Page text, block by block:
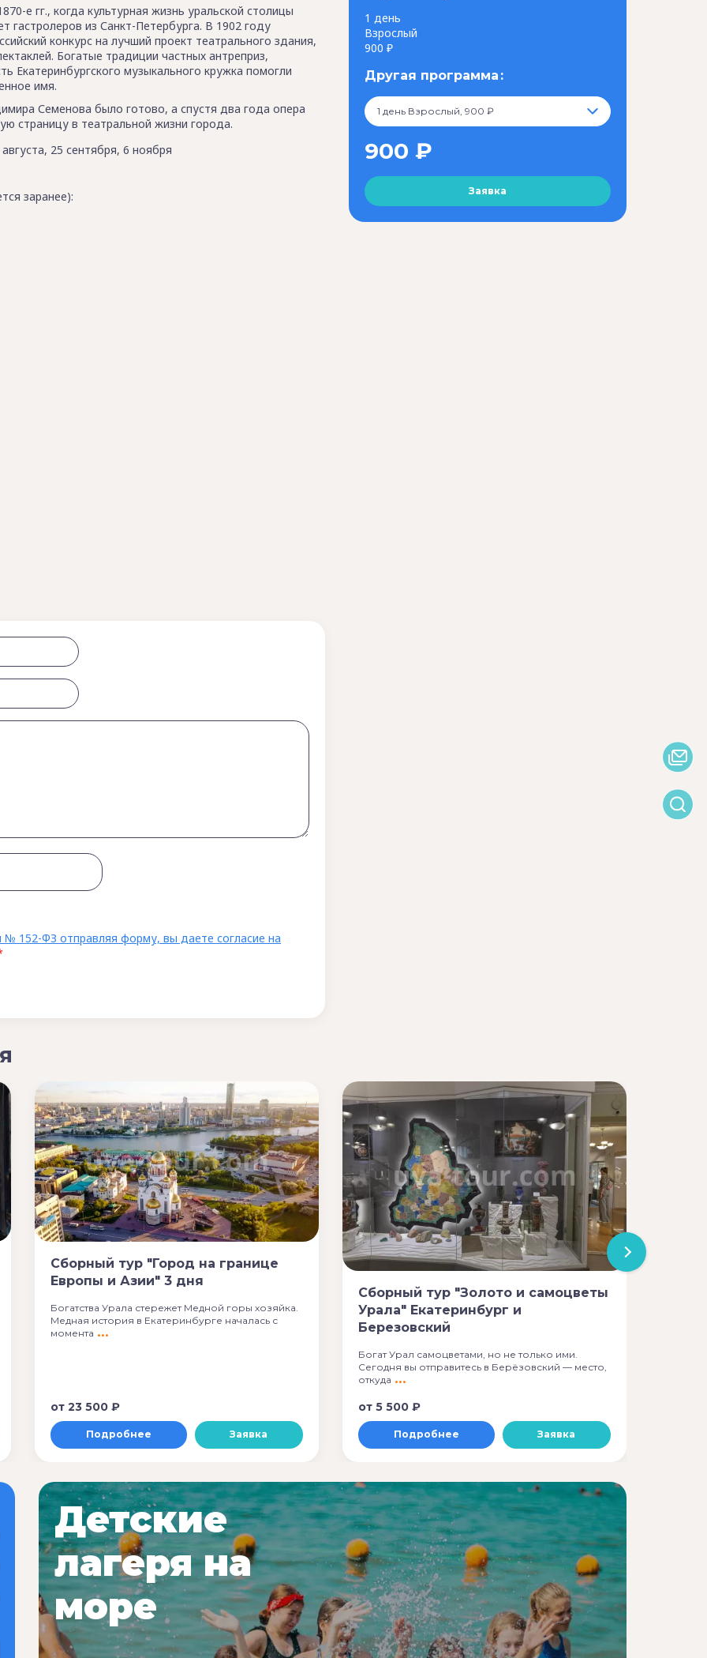
е гг., когда культурная жизнь уральской столицы
гастролеров из Санкт-Петербурга. В 1902 году
конкурс на лучший проект театрального здания,
Богатые традиции частных антреприз,
Екатеринбургского музыкального кружка помогли
имя.
Семенова было готово, а спустя два года опера
страницу в театральной жизни города.
25 сентября, 6 ноября
заранее):
1 день
Взрослый
900 ₽
Другая программа
1 день Взрослый, 900 ₽
900 ₽
152-ФЗ отправляя форму, вы даете согласие на
Сборный тур "Город на границе
Европы и Азии" 3 дня
Богатства Урала стережет Медной горы хозяйка.
Медная история в Екатеринбурге началась с
момента
от 23 500 ₽
Подробнее Заявка
Сборный тур "Золото и самоцветы
Урала" Екатеринбург и
Березовский
Богат Урал самоцветами, но не только ими.
Сегодня вы отправитесь в Берёзовский — место,
откуда
от 5 500 ₽
Подробнее Заявка
Детские
лагеря на
море